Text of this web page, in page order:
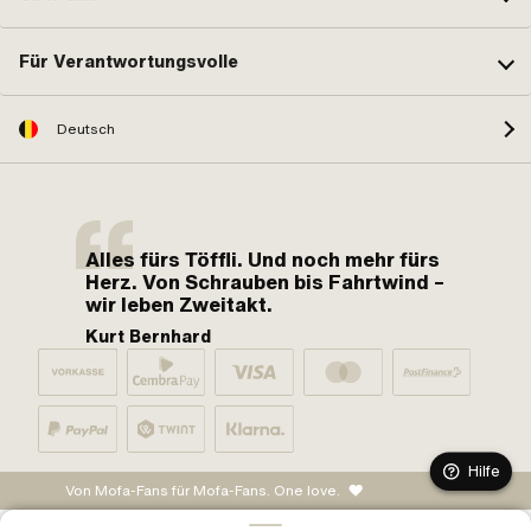
Für Verantwortungsvolle
Deutsch
Alles fürs Töffli. Und noch mehr fürs
Herz. Von Schrauben bis Fahrtwind –
wir leben Zweitakt.
Kurt Bernhard
Von Mofa-Fans für Mofa-Fans. One love.
Hilfe